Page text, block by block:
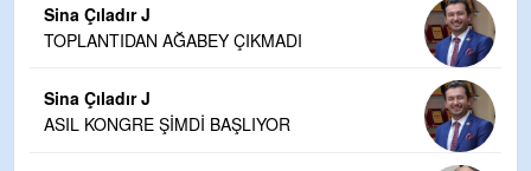
Sina Çıladır J
TOPLANTIDAN AĞABEY ÇIKMADI
Sina Çıladır J
ASIL KONGRE ŞİMDİ BAŞLIYOR